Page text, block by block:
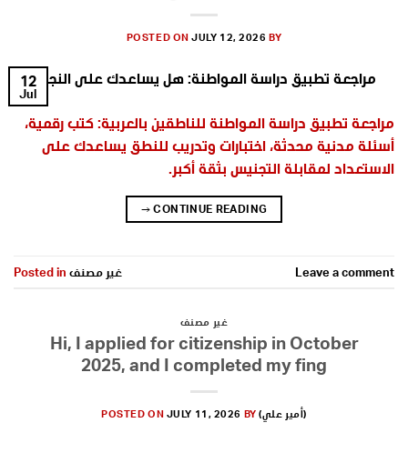
POSTED ONJULY 12, 2026 BY
12
Jul
مراجعة تطبيق دراسة المواطنة للناطقين بالعربية: كتب رقمية،
أسئلة مدنية محدثة، اختبارات وتدريب للنطق يساعدك على
الاستعداد لمقابلة التجنيس بثقة أكبر.
CONTINUE READING
→
Posted in غير مصنف Leave a comment
غير مصنف
Hi, I applied for citizenship in October
2025, and I completed my fing
POSTED ON JULY 11, 2026 BY (أمير علي)